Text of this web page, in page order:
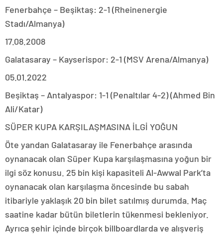
Fenerbahçe – Beşiktaş: 2-1 (Rheinenergie
Stadı/Almanya)
17.08.2008
Galatasaray – Kayserispor: 2-1 (MSV Arena/Almanya)
05.01.2022
Beşiktaş – Antalyaspor: 1-1 (Penaltılar 4-2) (Ahmed Bin
Ali/Katar)
SÜPER KUPA KARŞILAŞMASINA İLGİ YOĞUN
Öte yandan Galatasaray ile Fenerbahçe arasında
oynanacak olan Süper Kupa karşılaşmasına yoğun bir
ilgi söz konusu. 25 bin kişi kapasiteli Al-Awwal Park’ta
oynanacak olan karşılaşma öncesinde bu sabah
itibariyle yaklaşık 20 bin bilet satılmış durumda. Maç
saatine kadar bütün biletlerin tükenmesi bekleniyor.
Ayrıca şehir içinde birçok billboardlarda ve alışveriş